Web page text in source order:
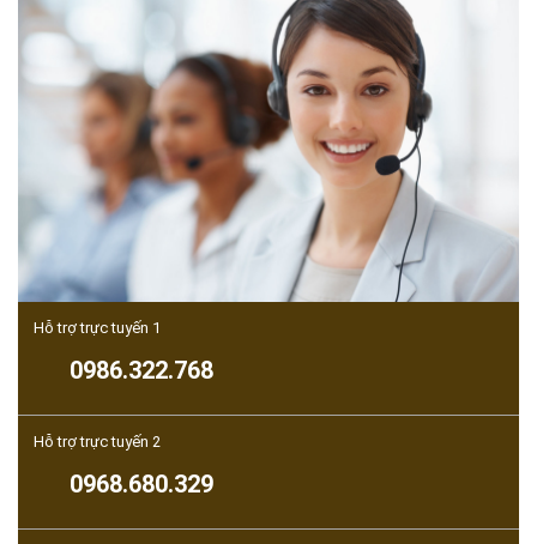
Hỗ trợ trực tuyến 1
0986.322.768
Hỗ trợ trực tuyến 2
0968.680.329